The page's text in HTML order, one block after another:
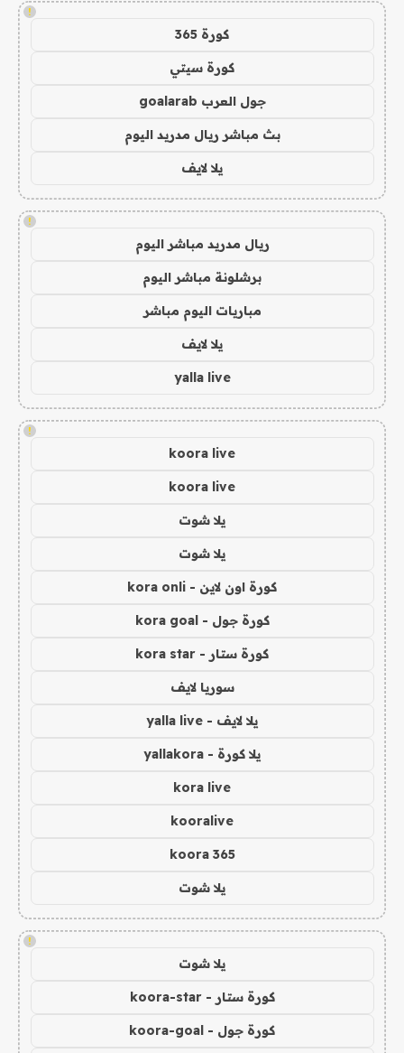
!
كورة 365
كورة سيتي
جول العرب goalarab
بث مباشر ريال مدريد اليوم
يلا لايف
!
ريال مدريد مباشر اليوم
برشلونة مباشر اليوم
مباريات اليوم مباشر
يلا لايف
yalla live
!
koora live
koora live
يلا شوت
يلا شوت
كورة اون لاين - kora onli
كورة جول - kora goal
كورة ستار - kora star
سوريا لايف
يلا لايف - yalla live
يلا كورة - yallakora
kora live
kooralive
koora 365
يلا شوت
!
يلا شوت
كورة ستار - koora-star
كورة جول - koora-goal